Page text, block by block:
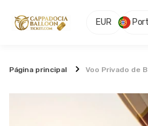
EUR
Página principal Voo Privado de